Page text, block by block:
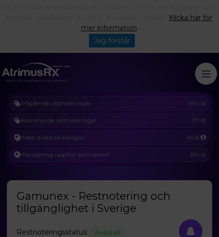
Pågående restnoteringar 994 st
Kommande restnoteringar 117 st
Mest drabbad kategori N06
Försäljning upphör permanent 614 st
Gamunex - Restnotering och
tillgänglighet i Sverige
Restnoteringsstatus: Avslutad
Klicka här för
mer information
Jag förstår